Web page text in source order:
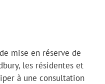
mise en réserve de
les résidentes et
à une consultation